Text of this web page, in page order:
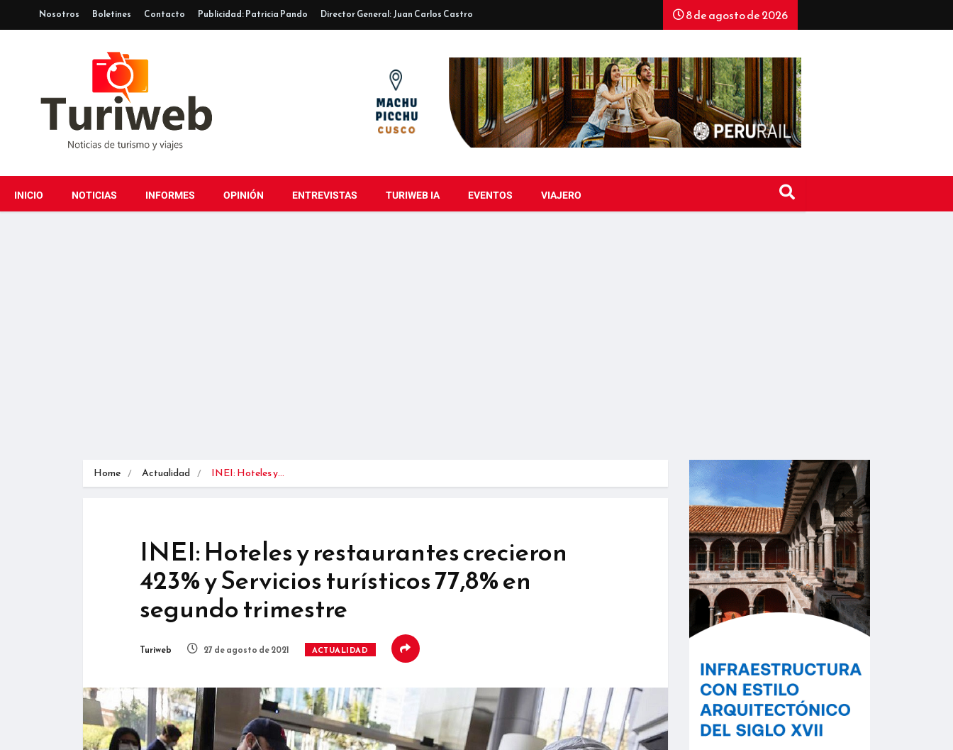
Nosotros Boletines Contacto Publicidad: Patricia Pando Director General: Juan Carlos Castro 8 de agosto de 2026
INICIO NOTICIAS INFORMES OPINIÓN ENTREVISTAS TURIWEB IA EVENTOS VIAJERO
Home Actualidad INEI: Hoteles y…
INEI: Hoteles y restaurantes crecieron
423% y Servicios turísticos 77,8% en
segundo trimestre
Turiweb 27 de agosto de 2021 ACTUALIDAD